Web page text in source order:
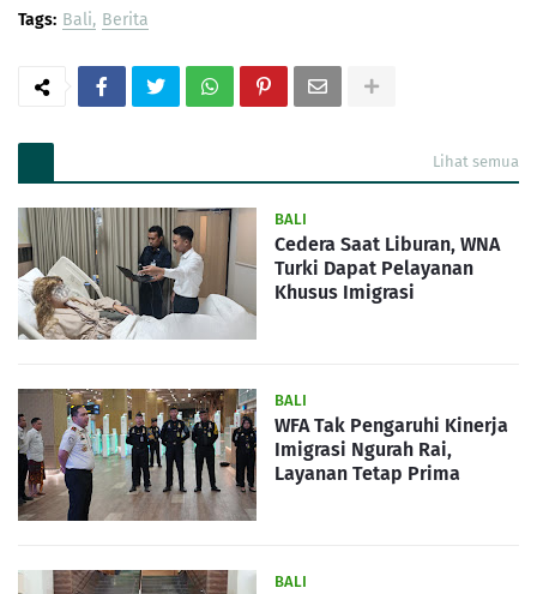
Tags: Bali Berita
Lihat semua
BALI
Cedera Saat Liburan, WNA
Turki Dapat Pelayanan
Khusus Imigrasi
BALI
WFA Tak Pengaruhi Kinerja
Imigrasi Ngurah Rai,
Layanan Tetap Prima
BALI